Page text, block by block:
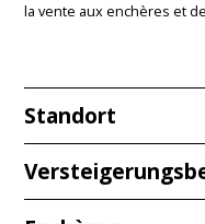
la vente aux enchères et
Standort
Redcarstraße 3
53842 Troisdorf